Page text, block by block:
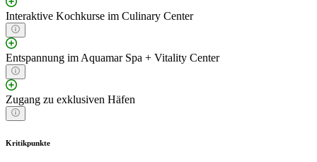
Interaktive Kochkurse im Culinary Center
Entspannung im Aquamar Spa + Vitality Center
Zugang zu exklusiven Häfen
Kritikpunkte